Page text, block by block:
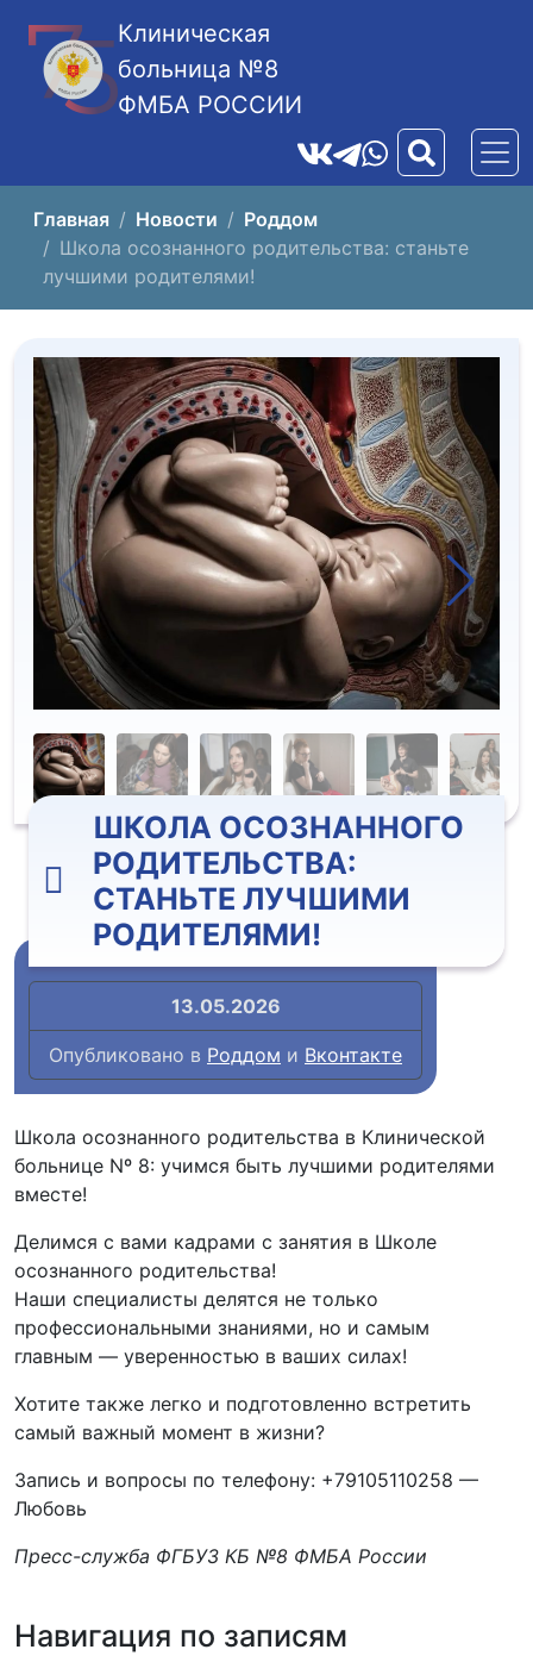
Клиническая
больница №8
ФМБА РОССИИ
Главная Новости
Роддом
Школа осознанного родительства: станьте
лучшими родителями!
ШКОЛА ОСОЗНАННОГО
РОДИТЕЛЬСТВА:
СТАНЬТЕ ЛУЧШИМИ
РОДИТЕЛЯМИ!
13.05.2026
Опубликовано в Роддом и Вконтакте
Школа осознанного родительства в Клинической
больнице Nº 8: учимся быть лучшими родителями
вместе!
Делимся с вами кадрами с занятия в Школе
осознанного родительства!
Наши специалисты делятся не только
профессиональными знаниями, но и самым
главным — уверенностью в ваших силах!
Хотите также легко и подготовленно встретить
самый важный момент в жизни?
Запись и вопросы по телефону: +79105110258 —
Любовь
Пресс-служба ФГБУЗ КБ №8 ФМБА России
Навигация по записям